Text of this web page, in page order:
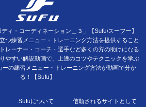
ィ・コーディネーション＿３」【Sufu/スーフー】
つ練習メニュー・トレーニング方法を提供すること
レーナー・コーチ・選手など多くの方の助けになる
やすい解説動画で、上達のコツやテクニックを学ぶ
ーの練習メニュー・トレーニング方法が動画で分か
る！【Sufu】
Sufuについて 信頼されるサイトとして